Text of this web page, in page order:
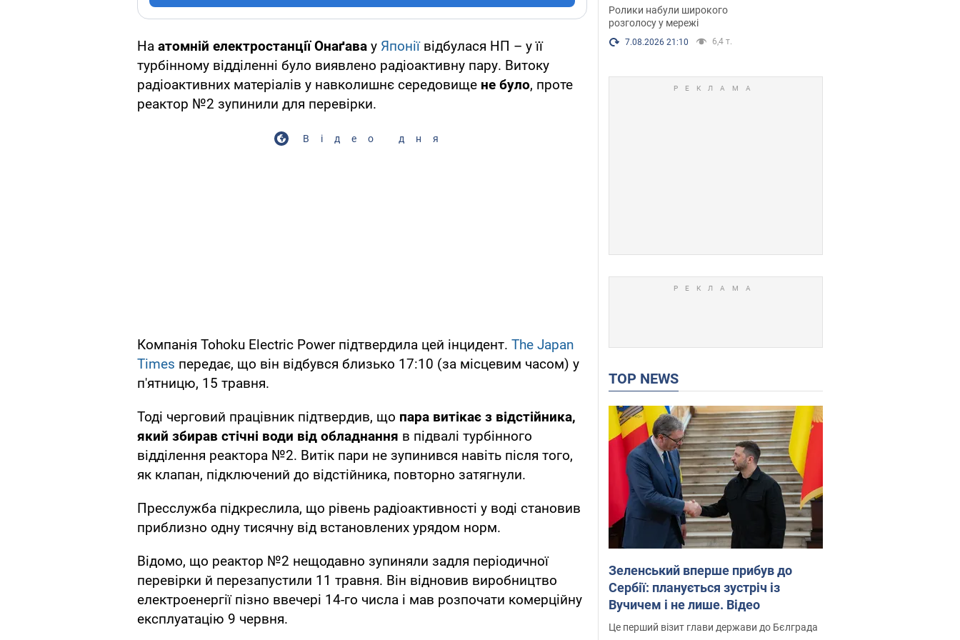
На атомній електростанції Онаґава у Японіївідбулася НП – у її
турбінному відділенні було виявлено радіоактивну пару. Витоку
радіоактивних матеріалів у навколишнє середовище не було, проте
реактор №2 зупинили для перевірки.
Відео дня
Компанія Tohoku Electric Power підтвердила цей інцидент. The Japan
Times передає, що він відбувся близько 17:10 (за місцевим часом) у
п'ятницю, 15 травня.
Тоді черговий працівник підтвердив, що пара витікає з відстійника,
який збирав стічні води від обладнання в підвалі турбінного
відділення реактора №2. Витік пари не зупинився навіть після того,
як клапан, підключений до відстійника, повторно затягнули.
Пресслужба підкреслила, що рівень радіоактивності у воді становив
приблизно одну тисячну від встановлених урядом норм.
Відомо, що реактор №2 нещодавно зупиняли задля періодичної
перевірки й перезапустили 11 травня. Він відновив виробництво
електроенергії пізно ввечері 14-го числа і мав розпочати комерційну
експлуатацію 9 червня.
покарали. Відео
Ролики набули широкого
розголосу у мережі
7.08.2026 21:10 6,4 т.
TOP NEWS
Зеленський вперше прибув до
Сербії: планується зустріч із
Вучичем і не лише. Відео
Це перший візит глави держави до Бєлграда